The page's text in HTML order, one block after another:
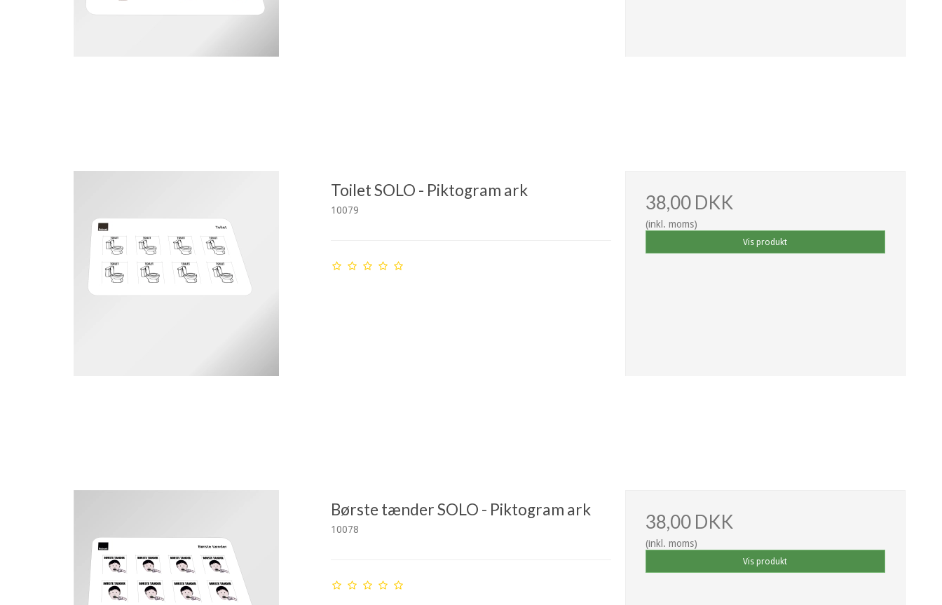
Toilet SOLO - Piktogram ark
10079 38,00 DKK
(inkl. moms)
Vis produkt
Børste tænder SOLO - Piktogram ark
10078 38,00 DKK
(inkl. moms)
Vis produkt